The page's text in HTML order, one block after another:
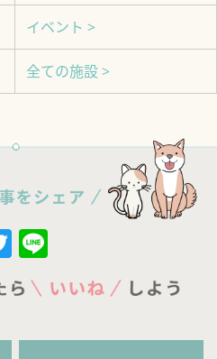
イベント >
全ての施設 >
Twitter